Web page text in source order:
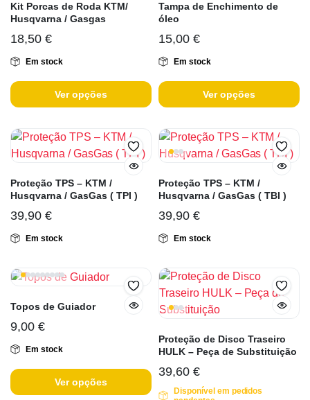
Kit Porcas de Roda KTM/
Husqvarna / Gasgas
18,50 €
Em stock
Ver opções
Tampa de Enchimento de
óleo
15,00 €
Em stock
Ver opções
Proteção TPS – KTM /
Husqvarna / GasGas ( TPI )
39,90 €
Em stock
Proteção TPS – KTM /
Husqvarna / GasGas ( TBI )
39,90 €
Em stock
Topos de Guiador
9,00 €
Em stock
Ver opções
Proteção de Disco Traseiro
HULK – Peça de Substituição
39,60 €
Disponível em pedidos